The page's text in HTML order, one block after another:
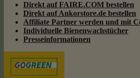
Direkt auf FAIRE.COM bestellen
Direkt auf Ankorstore.de bestellen
Affiliate Partner werden und mit
Individuelle Bienenwachstücher
Presseinformationen